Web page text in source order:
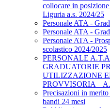
collocare in
Liguria a.s. 2024/25
Personale ATA -
Personale ATA -
Personale ATA -
scolastico 2024/2025
PERSONALE
GRADUATORIE
UTILIZZAZIONE
PROVVISORIA –
Precisazioni in
bandi 24 mesi